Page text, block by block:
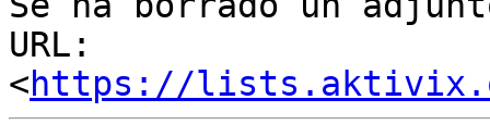
URL:
<https://